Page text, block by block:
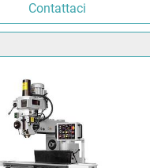
Contattaci